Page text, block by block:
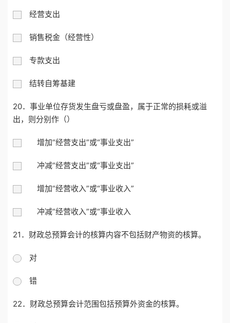
经营支出
销售税金（经营性）
专款支出
结转自筹基建
20．事业单位存货发生盘亏或盘盈，属于正常的损耗或溢
出，则分别作（）
增加“经营支出”或“事业支出”
冲减“经营支出”或“事业支出”
增加“经营收入”或“事业收入”
冲减“经营收入”或“事业收入
21．财政总预算会计的核算内容不包括财产物资的核算。
对
错
22．财政总预算会计范围包括预算外资金的核算。